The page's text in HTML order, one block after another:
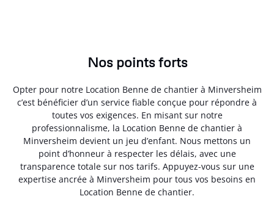
Nos points forts
Opter pour notre Location Benne de chantier à Minversheim
c’est bénéficier d’un service fiable conçue pour répondre à
toutes vos exigences. En misant sur notre
professionnalisme, la Location Benne de chantier à
Minversheim devient un jeu d’enfant. Nous mettons un
point d’honneur à respecter les délais, avec une
transparence totale sur nos tarifs. Appuyez-vous sur une
expertise ancrée à Minversheim pour tous vos besoins en
Location Benne de chantier.